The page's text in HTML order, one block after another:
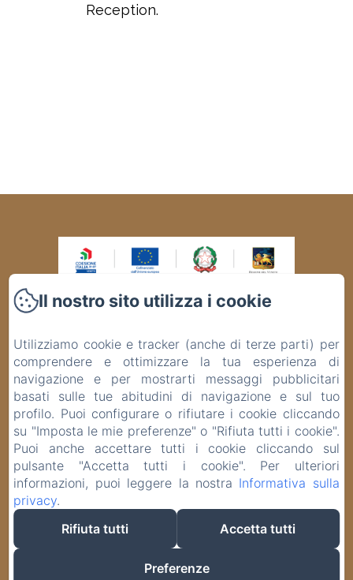
Reception.
VIA BAFILE, 343, Lido di Jesolo VE
info@panoramahoteljesolo.com
SMART 4.0 e GREEN ENERGY Grazie al progetto finanziato con il
PR Veneto FESR 2021-2027, l’Hotel Panorama si è rinnovato,
diventando una struttura moderna e competitiva nel settore
turistico. Nell’ottica del risparmio energetico, è stata sostituita la
centrale termica e installato n. 10 pannelli solari termici.
Nell’ambito della digitalizzazione, è stato acquistato un nuovo
centralino telefonico 4.0 con comunicazione multimediale-
integrata e, per una maggiore sicurezza, è stata installata la
1.3.8 – Rigenerazione e innovazione delle imprese finalizzati a
sostenere la valorizzazione turistica del territorio. Sostegno
concesso € 41.637,55
Funziona con Amenitiz
Il nostro sito utilizza i cookie
Utilizziamo cookie e tracker (anche di terze parti) per
comprendere e ottimizzare la tua esperienza di
navigazione e per mostrarti messaggi pubblicitari
basati sulle tue abitudini di navigazione e sul tuo
profilo. Puoi configurare o rifiutare i cookie cliccando
su "Imposta le mie preferenze" o "Rifiuta tutti i cookie".
Puoi anche accettare tutti i cookie cliccando sul
pulsante "Accetta tutti i cookie". Per ulteriori
informazioni, puoi leggere la nostra Informativa sulla
privacy.
Rifiuta tutti
Accetta tutti
Preferenze